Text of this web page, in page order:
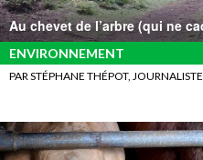
Au chevet de l’arbre (qui ne
ENVIRONNEMENT
PAR STÉPHANE THÉPOT, JOURNALISTE